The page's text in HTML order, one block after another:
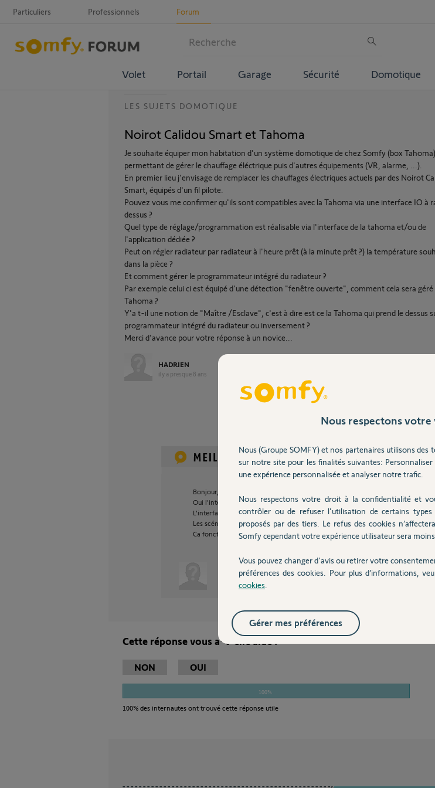
Particuliers Professionnels Forum
Volet Portail Garage Sécurité Domotique
LES SUJETS DOMOTIQUE
Noirot Calidou Smart et Tahoma
Je souhaite équiper mon habitation d'un système domotique de chez Somfy (box Tahoma)
permettant de gérer le chauffage éléctrique puis d'autres équipements (VR, alarme, ...).
En premier lieu j'envisage de remplacer les chauffages électriques actuels par des Noirot
Smart, équipés d'un fil pilote.
Pouvez vous me confirmer qu'ils sont compatibles avec la Tahoma via une interface IO à
dessus ?
Quel type de réglage/programmation est réalisable via l'interface de la tahoma et/ou de
l'application dédiée ?
Peut on régler radiateur par radiateur à l'heure prêt (à la minute prêt ?) la température
dans la pièce ?
Et comment gérer le programmateur intégré du radiateur ?
Par exemple celui ci est équipé d'une détection "fenêtre ouverte", comment cela sera géré
Tahoma ?
Y'a t-il une notion de "Maître /Esclave", c'est à dire est ce la Tahoma qui prend le dessus
programmateur intégré du radiateur ou inversement ?
Merci d'avance pour votre réponse à un novice...
HADRIEN
il y a presque 8 ans
Participer au fil de
Bonjour,
Oui l'interface FP IO est compatibles avec ces radiateurs, j'en ai 7.
L'interface est maître dès lors qu'il y a des prog en service.
Les scénario sont éco/confort, et en manu, on/Off/h-gel.
Ca fonctionne super bien.
Anonyme il y a presque 8 ans
Cette réponse vous a-t-elle aidé ?
NON OUI
100%
100% des internautes ont trouvé cette réponse utile
Nous respectons votre
Nous (Groupe SOMFY) et nos partenaires utilisons des
sur notre site pour les finalités suivantes:
une expérience personnalisée et analyser notre trafic.
Nous respectons votre droit à la confidentialité et
contrôler ou de refuser l'utilisation de certains types
proposés par des tiers. Le refus des cookies
Somfy cependant votre expérience utilisateur sera
Vous pouvez changer d'avis ou retirer votre
préférences des cookies. Pour plus d’informations,
cookies
Gérer mes préférences